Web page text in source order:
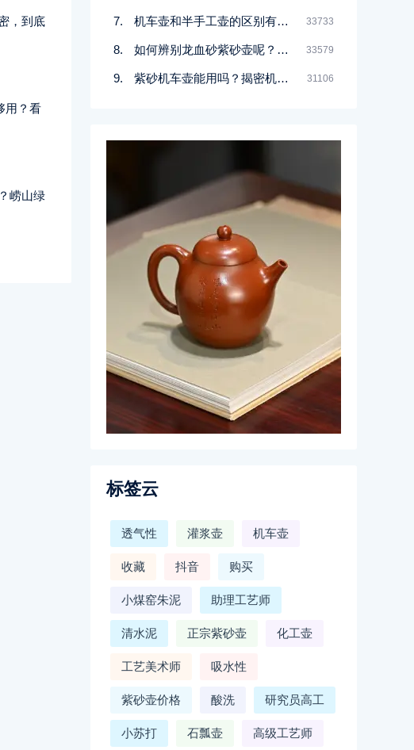
，到底
用？看
崂山绿
机车壶和半手工壶的区别有哪些 33733
如何辨别龙血砂紫砂壶呢？记住一点 33579
紫砂机车壶能用吗？揭密机车壶的真实面目 31106
标签云
透气性 灌浆壶 机车壶
收藏 抖音 购买
小煤窑朱泥 助理工艺师
清水泥 正宗紫砂壶 化工壶
工艺美术师 吸水性
紫砂壶价格 酸洗 研究员高工
小苏打 石瓢壶 高级工艺师